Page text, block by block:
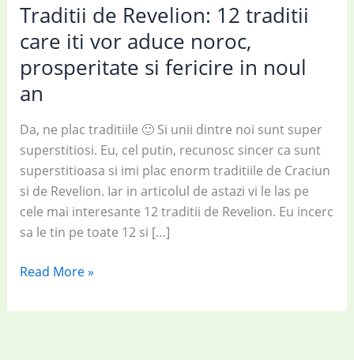
Traditii de Revelion: 12 traditii
care iti vor aduce noroc,
prosperitate si fericire in noul
an
Da, ne plac traditiile 🙂 Si unii dintre noi sunt super
superstitiosi. Eu, cel putin, recunosc sincer ca sunt
superstitioasa si imi plac enorm traditiile de Craciun
si de Revelion. Iar in articolul de astazi vi le las pe
cele mai interesante 12 traditii de Revelion. Eu incerc
sa le tin pe toate 12 si […]
Traditii
Revelion:
Read More »